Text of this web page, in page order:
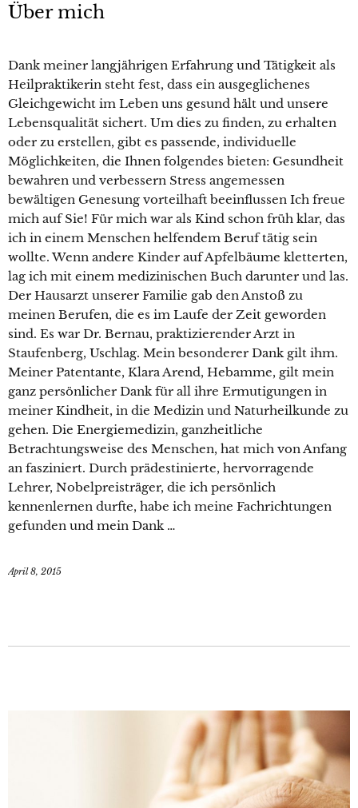
Über mich
Dank meiner langjährigen Erfahrung und Tätigkeit als
Heilpraktikerin steht fest, dass ein ausgeglichenes
Gleichgewicht im Leben uns gesund hält und unsere
Lebensqualität sichert. Um dies zu finden, zu erhalten
oder zu erstellen, gibt es passende, individuelle
Möglichkeiten, die Ihnen folgendes bieten: Gesundheit
bewahren und verbessern Stress angemessen
bewältigen Genesung vorteilhaft beeinflussen Ich freue
mich auf Sie! Für mich war als Kind schon früh klar, das
ich in einem Menschen helfendem Beruf tätig sein
wollte. Wenn andere Kinder auf Apfelbäume kletterten,
lag ich mit einem medizinischen Buch darunter und las.
Der Hausarzt unserer Familie gab den Anstoß zu
meinen Berufen, die es im Laufe der Zeit geworden
sind. Es war Dr. Bernau, praktizierender Arzt in
Staufenberg, Uschlag. Mein besonderer Dank gilt ihm.
Meiner Patentante, Klara Arend, Hebamme, gilt mein
ganz persönlicher Dank für all ihre Ermutigungen in
meiner Kindheit, in die Medizin und Naturheilkunde zu
gehen. Die Energiemedizin, ganzheitliche
Betrachtungsweise des Menschen, hat mich von Anfang
an fasziniert. Durch prädestinierte, hervorragende
Lehrer, Nobelpreisträger, die ich persönlich
kennenlernen durfte, habe ich meine Fachrichtungen
gefunden und mein Dank …
April 8, 2015